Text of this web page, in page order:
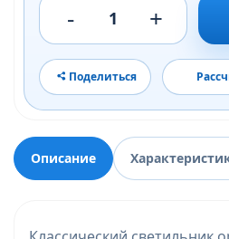
- 1 +
Поделиться
Описание